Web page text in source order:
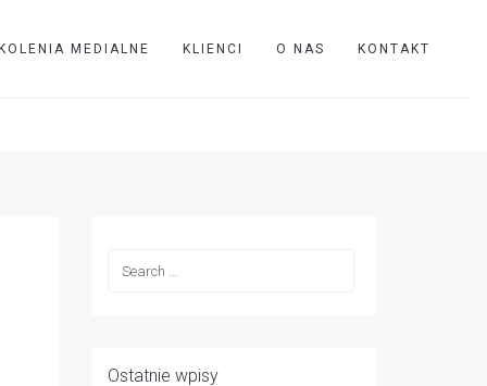
MEDIALNE KLIENCI O NAS KONTAKT
Ostatnie wpisy